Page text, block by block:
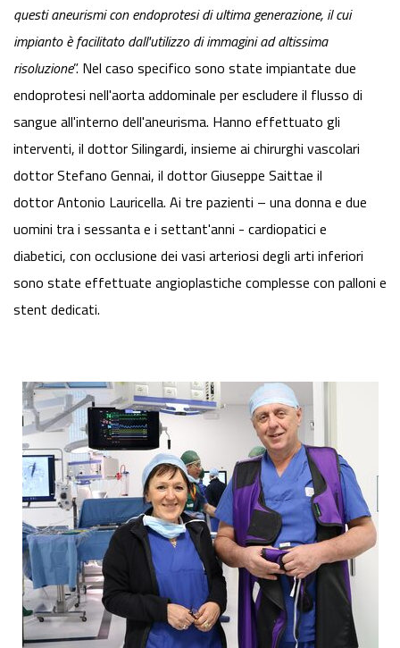
questi aneurismi con endoprotesi di ultima generazione, il cui
impianto è facilitato dall'utilizzo di immagini ad altissima
risoluzione”. Nel caso specifico sono state impiantate due
endoprotesi nell'aorta addominale per escludere il flusso di
sangue all'interno dell'aneurisma. Hanno effettuato gli
interventi, il dottor Silingardi, insieme ai chirurghi vascolari
dottor Stefano Gennai, il dottor Giuseppe Saittae il
dottor Antonio Lauricella. Ai tre pazienti – una donna e due
uomini tra i sessanta e i settant'anni - cardiopatici e
diabetici, con occlusione dei vasi arteriosi degli arti inferiori
sono state effettuate angioplastiche complesse con palloni e
stent dedicati.